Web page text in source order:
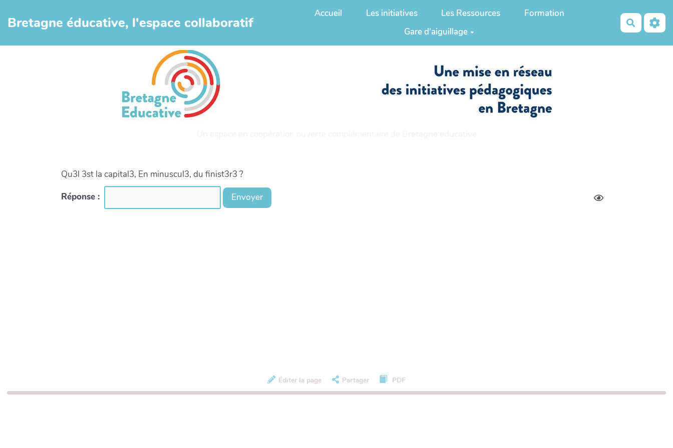
Bretagne éducative, l'espace collaboratif
Accueil Les initiatives Les Ressources
Formation
Gare d'aiguillage
Qu3l 3st la capital3, En minuscul3, du finist3r3 ?
Réponse :
Envoyer
Éditer la page Partager PDF